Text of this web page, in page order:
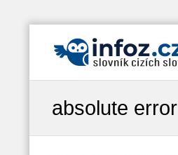
absolute error